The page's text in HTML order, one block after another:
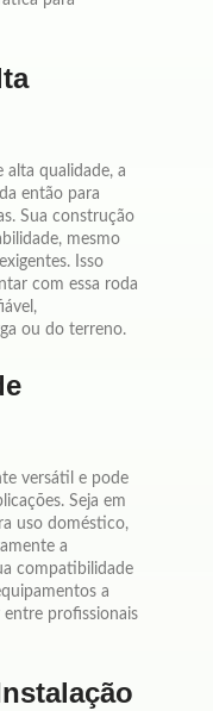
alta qualidade, a
então para
Sua construção
mesmo
Isso
com essa roda
ou do terreno.
versátil e pode
Seja em
uso doméstico,
a
compatibilidade
a
profissionais